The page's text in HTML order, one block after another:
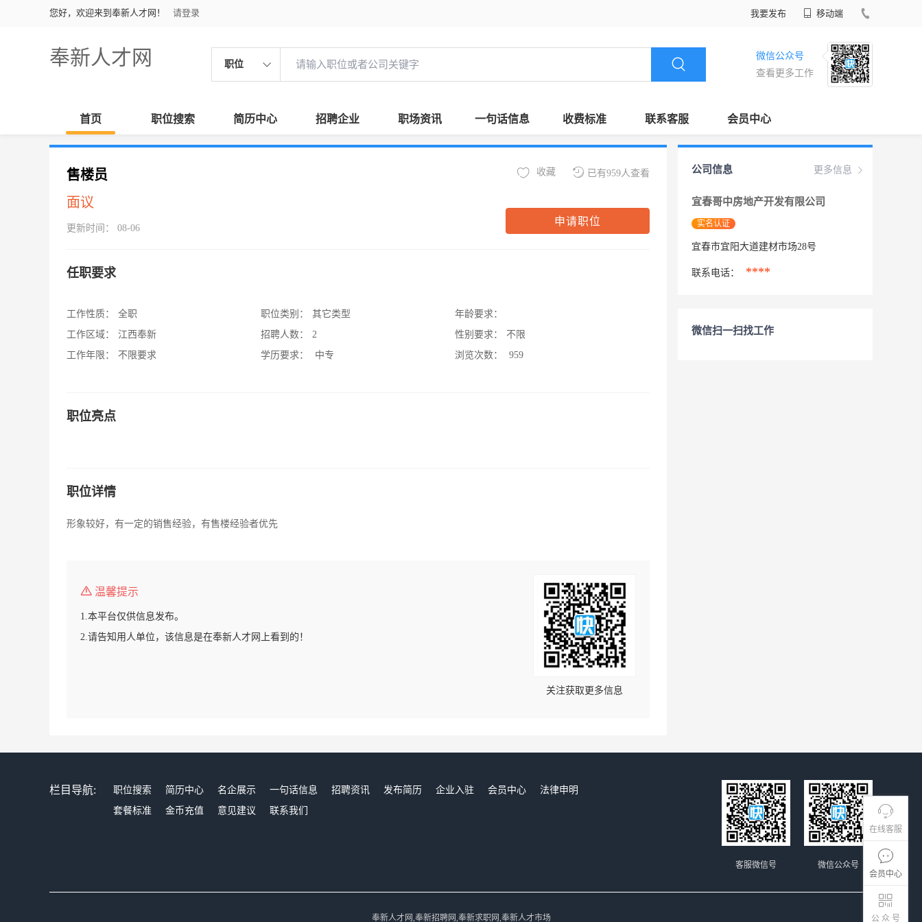
您好，欢迎来到奉新人才网！ 请登录 我要发布 移动端
奉新人才网 职位
微信公众号
查看更多工作
首页 职位搜索 简历中心 招聘企业 职场资讯 一句话信息 收费标准 联系客服 会员中心
在线客服
会员中心
公 众 号
售楼员
面议
更新时间： 08-06
已有959人查看
收藏
申请职位
任职要求
工作性质：
全职
工作区域：
江西奉新
工作年限：
不限要求
职位类别：
其它类型
招聘人数：
2
学历要求：
中专
年龄要求：
性别要求：
不限
浏览次数：
959
职位亮点
职位详情
形象较好，有一定的销售经验，有售楼经验者优先
温馨提示
1.本平台仅供信息发布。
2.请告知用人单位，该信息是在奉新人才网上看到的！
关注获取更多信息
更多信息
公司信息
宜春哥中房地产开发有限公司
实名认证
宜春市宜阳大道建材市场28号
联系电话： ****
微信扫一扫找工作
栏目导航: 职位搜索 简历中心 名企展示 一句话信息 招聘资讯 发布简历 企业入驻 会员中心
法律申明
套餐标准
金币充值 意见建议 联系我们
微信公众号
客服微信号
奉新人才网,奉新招聘网,奉新求职网,奉新人才市场